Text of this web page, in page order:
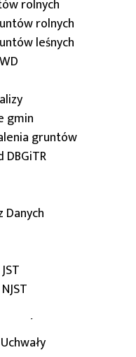
rolnych
rolnych
leśnych
gmin
gruntów
Danych
Województwa
2024r. w sprawie
finansowej
samorządu
ochrony,
rolnych.